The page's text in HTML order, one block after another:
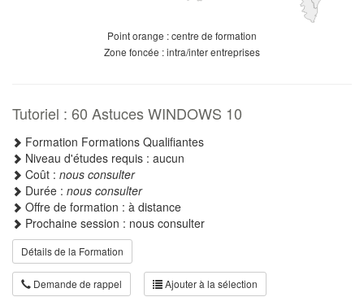
Point orange : centre de formation
Zone foncée : intra/inter entreprises
Tutoriel : 60 Astuces WINDOWS 10
Formation Formations Qualifiantes
Niveau d'études requis : aucun
Coût : nous consulter
Durée : nous consulter
Offre de formation : à distance
Prochaine session : nous consulter
Détails de la Formation
Demande de rappel Ajouter à la sélection